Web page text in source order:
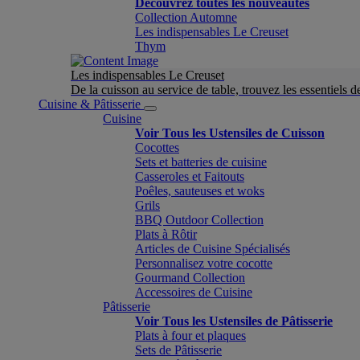
Découvrez toutes les nouveautés
Collection Automne
Les indispensables Le Creuset
Thym
Les indispensables Le Creuset
De la cuisson au service de table, trouvez les essentiels
Cuisine & Pâtisserie
Cuisine
Voir Tous les Ustensiles de Cuisson
Cocottes
Sets et batteries de cuisine
Casseroles et Faitouts
Poêles, sauteuses et woks
Grils
BBQ Outdoor Collection
Plats à Rôtir
Articles de Cuisine Spécialisés
Personnalisez votre cocotte
Gourmand Collection
Accessoires de Cuisine
Pâtisserie
Voir Tous les Ustensiles de Pâtisserie
Plats à four et plaques
Sets de Pâtisserie